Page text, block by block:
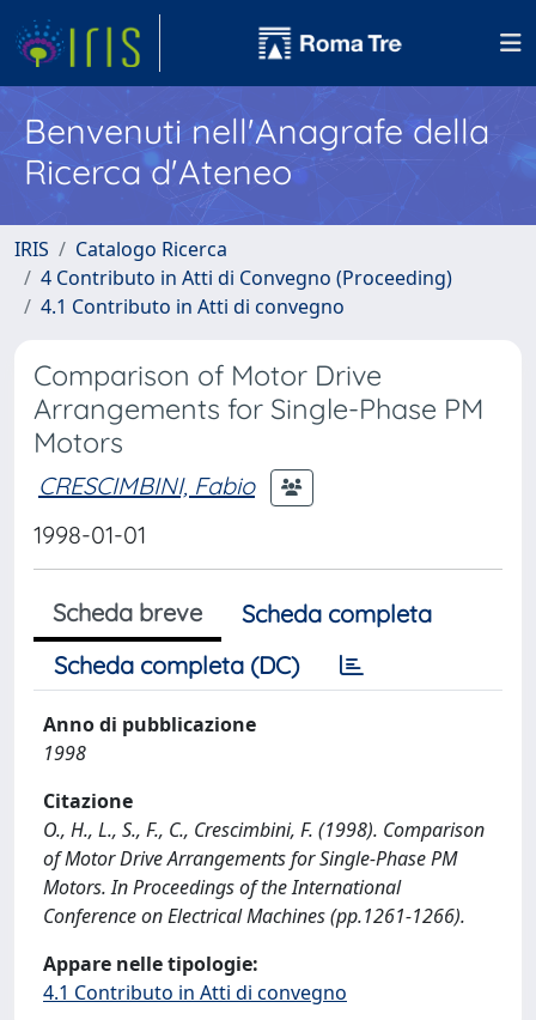
Benvenuti nell'Anagrafe della
Ricerca d'Ateneo
IRIS
Catalogo Ricerca
4 Contributo in Atti di Convegno (Proceeding)
4.1 Contributo in Atti di convegno
Comparison of Motor Drive
Arrangements for Single-Phase PM
Motors
CRESCIMBINI, Fabio
1998-01-01
Scheda breve
Scheda completa
Scheda completa (DC)
Anno di pubblicazione
1998
Citazione
O., H., L., S., F., C., Crescimbini, F. (1998). Comparison
of Motor Drive Arrangements for Single-Phase PM
Motors. In Proceedings of the International
Conference on Electrical Machines (pp.1261-1266).
Appare nelle tipologie:
4.1 Contributo in Atti di convegno